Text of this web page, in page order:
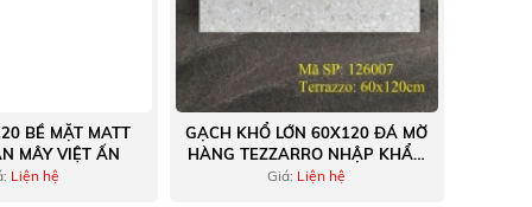
BỀ MẶT MATT
MÂY VIỆT ẤN
Liện hệ
GẠCH KHỔ LỚN 60X120 ĐÁ MỜ
HÀNG TEZZARRO NHẬP KHẨU
TRUNG QUỐC
Giá: Liện hệ